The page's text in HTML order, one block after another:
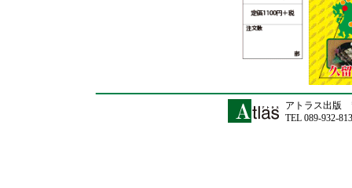
アトラス出版
TEL 089-932-